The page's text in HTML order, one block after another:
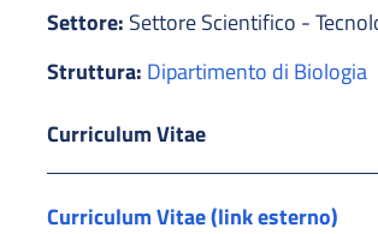
Settore: Settore Scientifico -
Struttura: Dipartimento di Biologia
Curriculum Vitae
Curriculum Vitae (link esterno)